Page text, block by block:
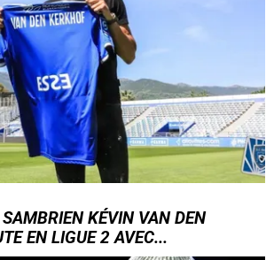
KÉVIN VAN DEN
EN LIGUE 2 AVEC...